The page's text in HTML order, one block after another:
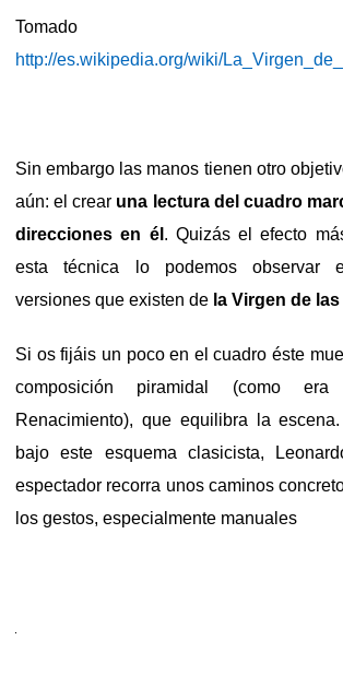
http://es.wikipedia.org/wiki/
Sin embargo las manos tienen otro
aún: el crear una lectura del cuadro
direcciones en él . Quizás el efecto
esta técnica lo podemos observar
versiones que existen de la Virgen de
Si os fijáis un poco en el cuadro éste
composición piramidal (como
Renacimiento), que equilibra la
bajo este esquema clasicista,
espectador recorra unos caminos
los gestos, especialmente manuales